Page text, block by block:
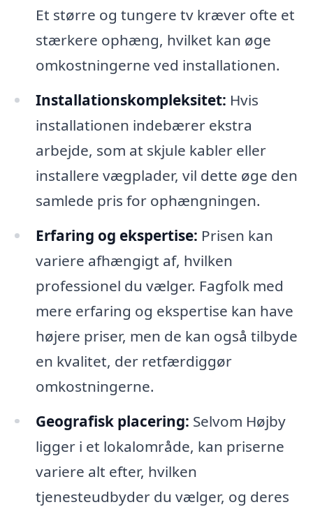
Et større og tungere tv kræver ofte et
stærkere ophæng, hvilket kan øge
omkostningerne ved installationen.
Installationskompleksitet: Hvis
installationen indebærer ekstra
arbejde, som at skjule kabler eller
installere vægplader, vil dette øge den
samlede pris for ophængningen.
Erfaring og ekspertise: Prisen kan
variere afhængigt af, hvilken
professionel du vælger. Fagfolk med
mere erfaring og ekspertise kan have
højere priser, men de kan også tilbyde
en kvalitet, der retfærdiggør
omkostningerne.
Geografisk placering: Selvom Højby
ligger i et lokalområde, kan priserne
variere alt efter, hvilken
tjenesteudbyder du vælger, og deres